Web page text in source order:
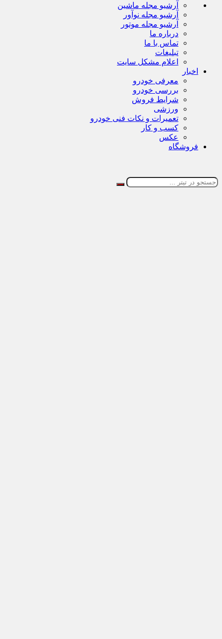
آرشیو مجله ماشین
آرشیو مجله نوآور
آرشیو مجله موتور
درباره ما
تماس با ما
تبلیغات
اعلام مشکل سایت
اخبار
معرفی خودرو
بررسی خودرو
شرایط فروش
ورزشی
تعمیرات و نکات فنی خودرو
کسب و کار
عکس
فروشگاه